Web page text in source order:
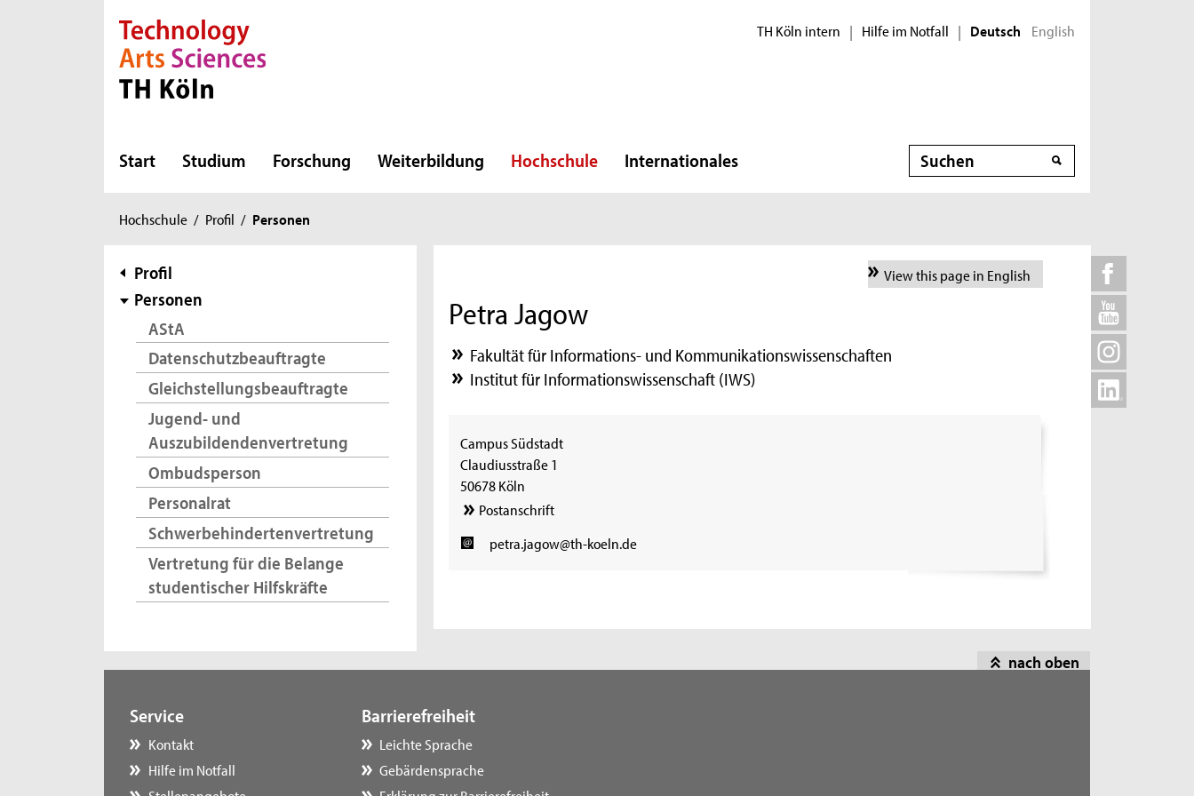
Direkt zur Hauptnavigation
Direkt zur Subnavigation
Direkt zum Inhalt
Direkt zum Fußbereich TH Köln intern | Hilfe im Notfall | Deutsch English
Start Studium Forschung Weiterbildung Hochschule Internationales Suche
Sie
hier:
Hochschule / Profil / Personen
Subnavigation
Profil
Personen
AStA
Datenschutzbeauftragte
Gleichstellungsbeauftragte
Jugend- und
Auszubildendenvertretung
Ombudsperson
Personalrat
Schwerbehindertenvertretung
Vertretung für die Belange
studentischer Hilfskräfte
View this page in English
Petra Jagow
Fakultät für Informations- und Kommunikationswissenschaften
Institut für Informationswissenschaft (IWS)
Campus Südstadt
Claudiusstraße 1
50678 Köln
Postanschrift
petra.jagow@th-koeln.de
nach oben
Service
Kontakt
Hilfe im Notfall
Barrierefreiheit
Leichte Sprache
Gebärdensprache